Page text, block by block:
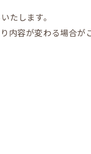
たします。
容が変わる場合が